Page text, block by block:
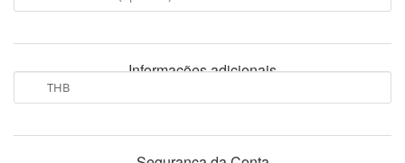
Informações adicionais